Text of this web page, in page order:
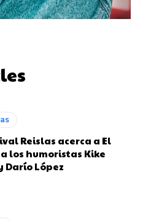
Reislas acerca a El
los humoristas Kike
Darío López